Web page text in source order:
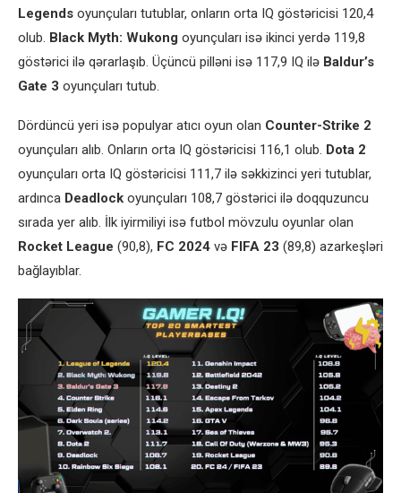
Legends oyunçuları tutublar, onların orta IQ göstəricisi 120,4
olub. Black Myth: Wukong oyunçuları isə ikinci yerdə 119,8
göstərici ilə qərarlaşıb. Üçüncü pilləni isə 117,9 IQ ilə Baldur’s
Gate 3 oyunçuları tutub.
Dördüncü yeri isə populyar atıcı oyun olan Counter-Strike 2
oyunçuları alıb. Onların orta IQ göstəricisi 116,1 olub. Dota 2
oyunçuları orta IQ göstəricisi 111,7 ilə səkkizinci yeri tutublar,
ardınca Deadlock oyunçuları 108,7 göstərici ilə doqquzuncu
sırada yer alıb. İlk iyirmiliyi isə futbol mövzulu oyunlar olan
Rocket League (90,8), FC 2024 və FIFA 23 (89,8) azarkeşləri
bağlayıblar.